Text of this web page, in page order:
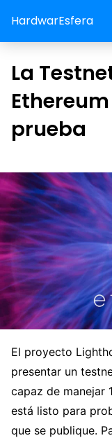
HardwarEsfera
La
prueba
El proyecto
presentar un
capaz de manejar
está listo para
que se publique.